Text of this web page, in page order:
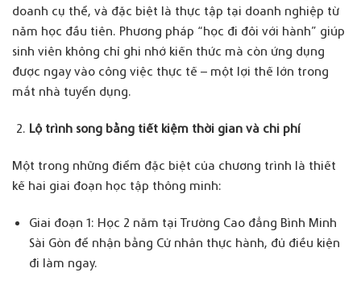
doanh cụ thể, và đặc biệt là thực tập tại doanh nghiệp từ
năm học đầu tiên. Phương pháp “học đi đôi với hành” giúp
sinh viên không chỉ ghi nhớ kiến thức mà còn ứng dụng
được ngay vào công việc thực tế – một lợi thế lớn trong
mắt nhà tuyển dụng.
Lộ trình song bằng tiết kiệm thời gian và chi phí
Một trong những điểm đặc biệt của chương trình là thiết
kế hai giai đoạn học tập thông minh:
Giai đoạn 1: Học 2 năm tại Trường Cao đẳng Bình Minh
Sài Gòn để nhận bằng Cử nhân thực hành, đủ điều kiện
đi làm ngay.